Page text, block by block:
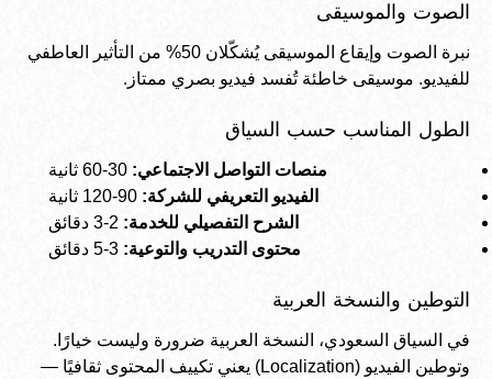
الصوت والموسيقى
نبرة الصوت وإيقاع الموسيقى يُشكّلان 50% من التأثير العاطفي
للفيديو. موسيقى خاطئة تُفسد فيديو بصري ممتاز.
الطول المناسب حسب السياق
منصات التواصل الاجتماعي:
الفيديو التعريفي للشركة:
الشرح التفصيلي للخدمة:
محتوى التدريب والتوعية:
التوطين والنسخة العربية
في السياق السعودي، النسخة العربية ضرورة وليست خيارًا.
وتوطين الفيديو (Localization) يعني تكييف المحتوى ثقافيًا —